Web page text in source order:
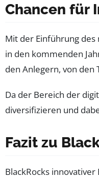
Chancen für
Mit der Einführung des
in den kommenden
den Anlegern, von
Da der Bereich der
diversifizieren und
Fazit zu
BlackRocks